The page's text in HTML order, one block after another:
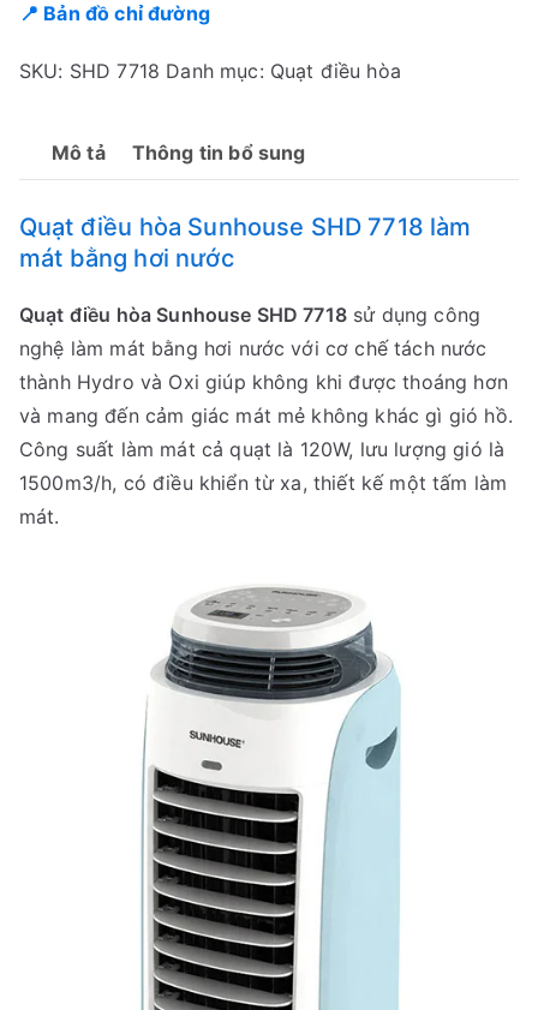
📍 Bản đồ chỉ đường
SKU: SHD 7718 Danh mục: Quạt điều hòa
Mô tả Thông tin bổ sung
Quạt điều hòa Sunhouse SHD 7718 làm
mát bằng hơi nước
Quạt điều hòa Sunhouse SHD 7718sử dụng công
nghệ làm mát bằng hơi nước với cơ chế tách nước
thành Hydro và Oxi giúp không khi được thoáng hơn
và mang đến cảm giác mát mẻ không khác gì gió hồ.
Công suất làm mát cả quạt là 120W, lưu lượng gió là
1500m3/h, có điều khiển từ xa, thiết kế một tấm làm
mát.